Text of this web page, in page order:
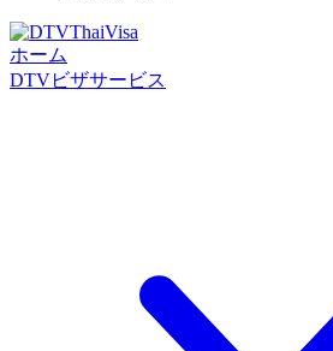
ホーム
DTVビザサービス